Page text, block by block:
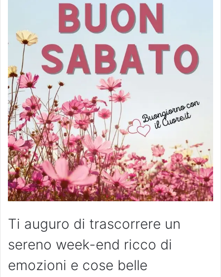
Ti auguro di trascorrere un
sereno week-end ricco di
emozioni e cose belle